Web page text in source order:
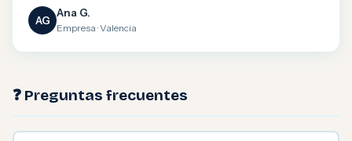
AG
Ana G.
Empresa · Valencia
❓ Preguntas frecuentes